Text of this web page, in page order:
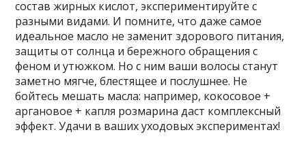
состав жирных кислот, экспериментируйте с
разными видами. И помните, что даже самое
идеальное масло не заменит здорового питания,
защиты от солнца и бережного обращения с
феном и утюжком. Но с ним ваши волосы станут
заметно мягче, блестящее и послушнее. Не
бойтесь мешать масла: например, кокосовое +
аргановое + капля розмарина даст комплексный
эффект. Удачи в ваших уходовых экспериментах!